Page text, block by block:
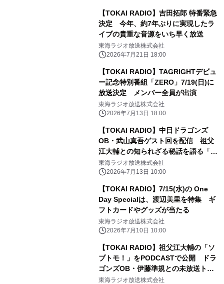
【TOKAI RADIO】吉田拓郎 特番緊急
決定 今年、約7年ぶりに実現したラ
イブの貴重な音源をいち早く放送
東海ラジオ放送株式会社
2026年7月21日 18:00
【TOKAI RADIO】TAGRIGHTデビュ
ー記念特別番組「ZERO」7/19(日)に
放送決定 メンバー全員が出演
東海ラジオ放送株式会社
2026年7月13日 18:00
【TOKAI RADIO】中日ドラゴンズ
OB・武山真吾ゲスト回を配信 祖父
江大輔との知られざる秘話を語る「ソ
ブトモ！」PODCAST
東海ラジオ放送株式会社
2026年7月13日 10:00
【TOKAI RADIO】7/15(水)の One
Day Specialは、渡辺美里を特集 ギ
フトカードやグッズが当たる
東海ラジオ放送株式会社
2026年7月10日 10:00
【TOKAI RADIO】祖父江大輔の「ソ
ブトモ！」をPODCASTで公開 ドラ
ゴンズOB・伊藤準規との未放送トー
クも配信
東海ラジオ放送株式会社